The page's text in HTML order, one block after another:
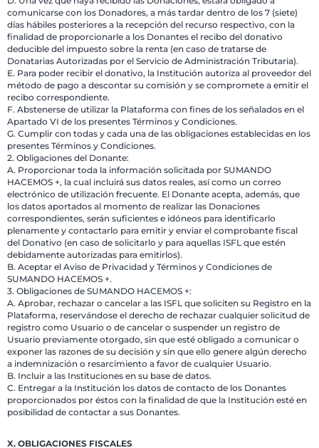
comunicarse con los Donadores, a más tardar dentro de los 7 (siete)
días hábiles posteriores a la recepción del recurso respectivo, con la
finalidad de proporcionarle a los Donantes el recibo del donativo
deducible del impuesto sobre la renta (en caso de tratarse de
Donatarias Autorizadas por el Servicio de Administración Tributaria).
E. Para poder recibir el donativo, la Institución autoriza al proveedor del
método de pago a descontar su comisión y se compromete a emitir el
recibo correspondiente.
F. Abstenerse de utilizar la Plataforma con fines de los señalados en el
Apartado VI de los presentes Términos y Condiciones.
G. Cumplir con todas y cada una de las obligaciones establecidas en los
presentes Términos y Condiciones.
2. Obligaciones del Donante:
A. Proporcionar toda la información solicitada por SUMANDO
HACEMOS +, la cual incluirá sus datos reales, así como un correo
electrónico de utilización frecuente. El Donante acepta, además, que
los datos aportados al momento de realizar las Donaciones
correspondientes, serán suficientes e idóneos para identificarlo
plenamente y contactarlo para emitir y enviar el comprobante fiscal
del Donativo (en caso de solicitarlo y para aquellas ISFL que estén
debidamente autorizadas para emitirlos).
B. Aceptar el Aviso de Privacidad y Términos y Condiciones de
SUMANDO HACEMOS +.
3. Obligaciones de SUMANDO HACEMOS +:
A. Aprobar, rechazar o cancelar a las ISFL que soliciten su Registro en la
Plataforma, reservándose el derecho de rechazar cualquier solicitud de
registro como Usuario o de cancelar o suspender un registro de
Usuario previamente otorgado, sin que esté obligado a comunicar o
exponer las razones de su decisión y sin que ello genere algún derecho
a indemnización o resarcimiento a favor de cualquier Usuario.
B. Incluir a las Instituciones en su base de datos.
C. Entregar a la Institución los datos de contacto de los Donantes
proporcionados por éstos con la finalidad de que la Institución esté en
posibilidad de contactar a sus Donantes.
X. OBLIGACIONES FISCALES